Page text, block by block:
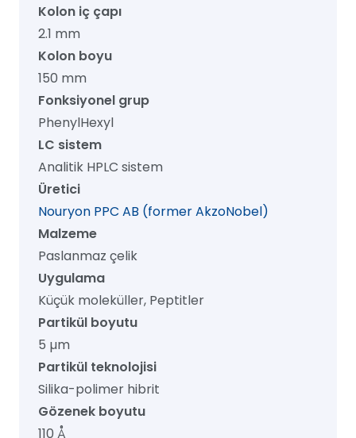
µm,
mm
mm,
1/pk
adet
Kolon iç çapı
2.1 mm
Kolon boyu
150 mm
Fonksiyonel grup
PhenylHexyl
LC sistem
Analitik HPLC sistem
Üretici
Nouryon PPC AB (former AkzoNobel)
Malzeme
Paslanmaz çelik
Uygulama
Küçük moleküller, Peptitler
Partikül boyutu
5 µm
Partikül teknolojisi
Silika-polimer hibrit
Gözenek boyutu
110 Å